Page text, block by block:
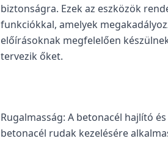
biztonságra. Ezek az eszközök
funkciókkal, amelyek
előírásoknak megfelelően
tervezik őket.
Rugalmasság: A betonacél hajlító
betonacél rudak kezelésére